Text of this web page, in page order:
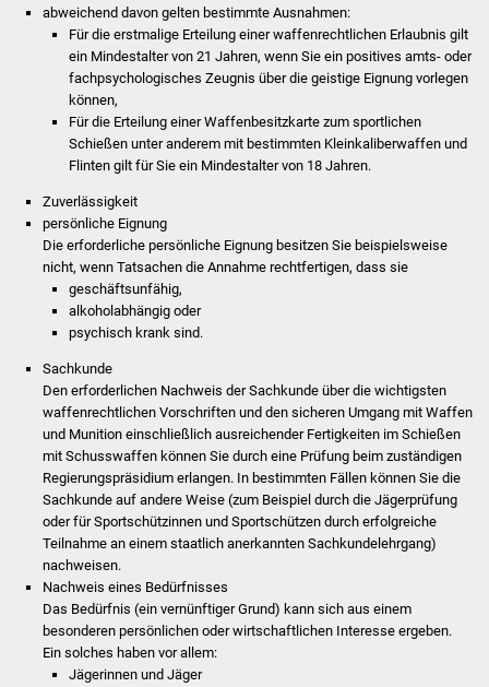
Kinder- und
Familienzentrum
Stadtwerke
Suenergie
Gesundheit und Notfall
Hitzewarnung / UV-
Index
ÖPNV
Abfall und Entsorgung
abweichend davon gelten bestimmte Ausnahmen:
Für die erstmalige Erteilung einer waffenrechtlichen Erlaubnis gilt
ein Mindestalter von 21 Jahren, wenn Sie ein positives amts- oder
fachpsychologisches Zeugnis über die geistige Eignung vorlegen
können,
Für die Erteilung einer Waffenbesitzkarte zum sportlichen
Schießen unter anderem mit bestimmten Kleinkaliberwaffen und
Flinten gilt für Sie ein Mindestalter von 18 Jahren.
Zuverlässigkeit
persönliche Eignung
Die erforderliche persönliche Eignung besitzen Sie beispielsweise
nicht, wenn Tatsachen die Annahme rechtfertigen, dass sie
geschäftsunfähig,
alkoholabhängig oder
psychisch krank sind.
Sachkunde
Den erforderlichen Nachweis der Sachkunde über die wichtigsten
waffenrechtlichen Vorschriften und den sicheren Umgang mit Waffen
und Munition einschließlich ausreichender Fertigkeiten im Schießen
mit Schusswaffen können Sie durch eine Prüfung beim zuständigen
Regierungspräsidium erlangen. In bestimmten Fällen können Sie die
Sachkunde auf andere Weise (zum Beispiel durch die Jägerprüfung
oder für Sportschützinnen und Sportschützen durch erfolgreiche
Teilnahme an einem staatlich anerkannten Sachkundelehrgang)
nachweisen.
Nachweis eines Bedürfnisses
Das Bedürfnis (ein vernünftiger Grund) kann sich aus einem
besonderen persönlichen oder wirtschaftlichen Interesse ergeben.
Ein solches haben vor allem:
Jägerinnen und Jäger